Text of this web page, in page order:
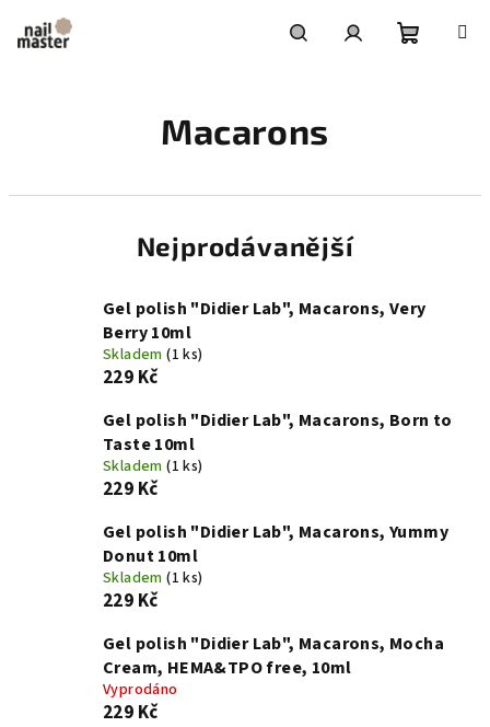
obsah
Macarons
Nejprodávanější
Gel polish "Didier Lab", Macarons, Very
Berry 10ml
Skladem(1 ks)
229 Kč
Gel polish "Didier Lab", Macarons, Born to
Taste 10ml
Skladem(1 ks)
229 Kč
Gel polish "Didier Lab", Macarons, Yummy
Donut 10ml
Skladem(1 ks)
229 Kč
Gel polish "Didier Lab", Macarons, Mocha
Cream, HEMA&TPO free, 10ml
Vyprodáno
229 Kč